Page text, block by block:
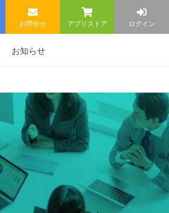
お問合せ アプリストア ログイン
お知らせ